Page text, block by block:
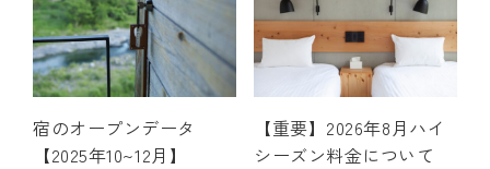
宿のオープンデータ
【2025年10~12月】
【重要】2026年8月ハイ
シーズン料金について